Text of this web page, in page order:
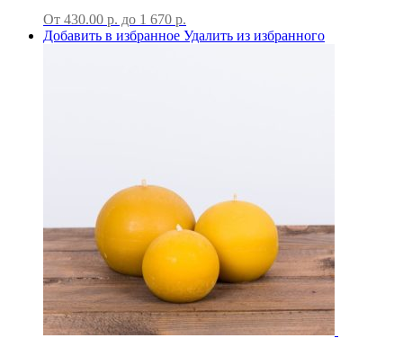
От 430.00 р. до 1 670 р.
Добавить в избранное Удалить из избранного